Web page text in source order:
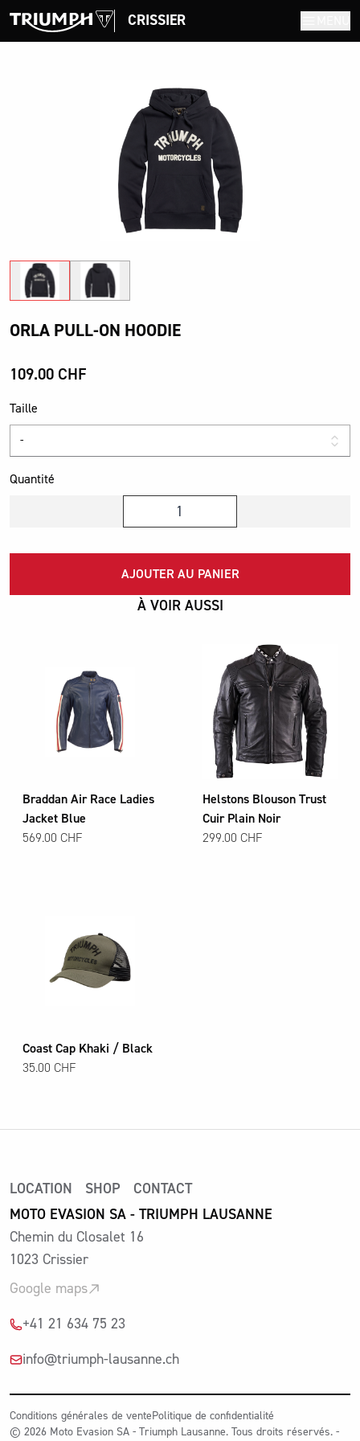
CRISSIER
ORLA PULL-ON HOODIE
109.00 CHF
Taille
Quantité
AJOUTER AU PANIER
À VOIR AUSSI
Braddan Air Race Ladies
Jacket Blue
569.00 CHF
Helstons Blouson Trust
Cuir Plain Noir
299.00 CHF
Coast Cap Khaki / Black
35.00 CHF
LOCATION SHOP
CONTACT
MOTO EVASION SA - TRIUMPH LAUSANNE
Chemin du Closalet 16
1023 Crissier
Google maps
+41 21 634 75 23
info@triumph-lausanne.ch
Conditions générales de ventePolitique de confidentialité
© 2026 Moto Evasion SA - Triumph Lausanne. Tous droits réservés. -